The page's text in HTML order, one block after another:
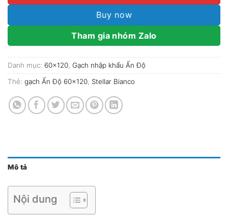
Buy now
Tham gia nhóm Zalo
Danh mục: 60x120 Gạch nhập khẩu Ấn Độ
Thẻ: gạch Ấn Độ 60x120 Stellar Bianco
Mô tả
Nội dung